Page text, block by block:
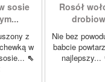
sosie
z
w
⇖
Rosół
Nie bez
babcie
najlepszy...